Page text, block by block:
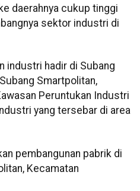
daerahnya cukup tinggi
sektor industri di
industri hadir di Subang
Smartpolitan,
Peruntukan Industri
yang tersebar di area
pembangunan pabrik di
Kecamatan